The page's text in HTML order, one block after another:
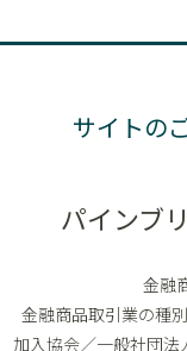
サイトの
パインブ
金融
金融商品取引業の種
加入協会／一般社団